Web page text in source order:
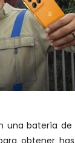
una batería de
obtener